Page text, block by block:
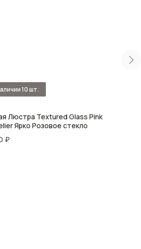
Люстра Textured Glass Pink
Ярко Розовое стекло
₽